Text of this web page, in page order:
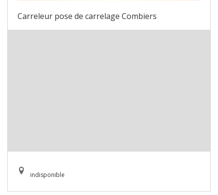
Carreleur pose de carrelage Combiers
indisponible